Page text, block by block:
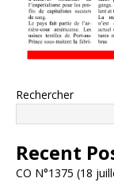
Rechercher
Recent
CO N°1375 (18